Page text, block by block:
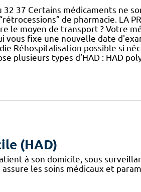
37 Certains médicaments ne
de pharmacie. LA
le moyen de transport ? Votre
vous fixe une nouvelle date
Réhospitalisation possible si
plusieurs types d’HAD : HAD
(HAD)
à son domicile, sous
les soins médicaux et